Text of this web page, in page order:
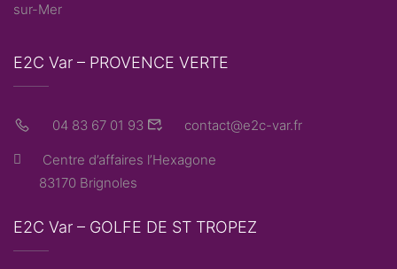
sur-Mer
E2C Var – PROVENCE VERTE
04 83 67 01 93 contact@e2c-var.fr
Centre d’affaires l’Hexagone
83170 Brignoles
E2C Var – GOLFE DE ST TROPEZ